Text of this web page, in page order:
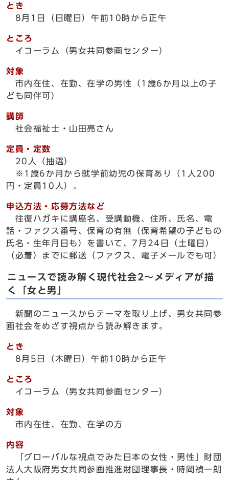
とき
8月1日（日曜日）午前10時から正午
ところ
イコーラム（男女共同参画センター）
対象
市内在住、在勤、在学の男性（1歳6か月以上の子
ども同伴可）
講師
社会福祉士・山田亮さん
定員・定数
20人（抽選）
※1歳6か月から就学前幼児の保育あり（1人200
円・定員10人）。
申込方法・応募方法など
往復ハガキに講座名、受講動機、住所、氏名、電
話・ファクス番号、保育の有無（保育希望の子どもの
氏名・生年月日も）を書いて、7月24日（土曜日）
（必着）までに郵送（ファクス、電子メールでも可）
ニュースで読み解く現代社会2～メディアが描
く「女と男」
新聞のニュースからテーマを取り上げ、男女共同参
画社会をめざす視点から読み解きます。
とき
8月5日（木曜日）午前10時から正午
ところ
イコーラム（男女共同参画センター）
対象
市内在住、在勤、在学の方
内容
「グローバルな視点でみた日本の女性・男性」財団
法人大阪府男女共同参画推進財団理事長・時岡禎一朗